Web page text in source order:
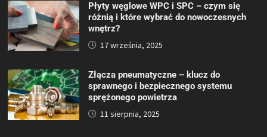
Płyty węglowe WPC i SPC – czym się
różnią i które wybrać do nowoczesnych
wnętrz?
17 września, 2025
Złącza pneumatyczne – klucz do
sprawnego i bezpiecznego systemu
sprężonego powietrza
11 sierpnia, 2025